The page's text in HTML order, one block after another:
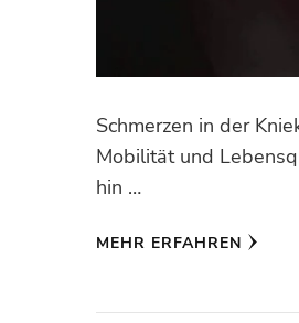
Schmerzen in der
Mobilität und
hin …
MEHR ERFAHREN